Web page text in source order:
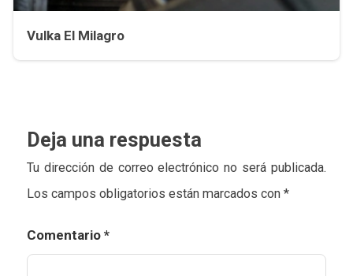
Vulka El Milagro
Deja una respuesta
Tu dirección de correo electrónico no será publicada.
Los campos obligatorios están marcados con *
Comentario *